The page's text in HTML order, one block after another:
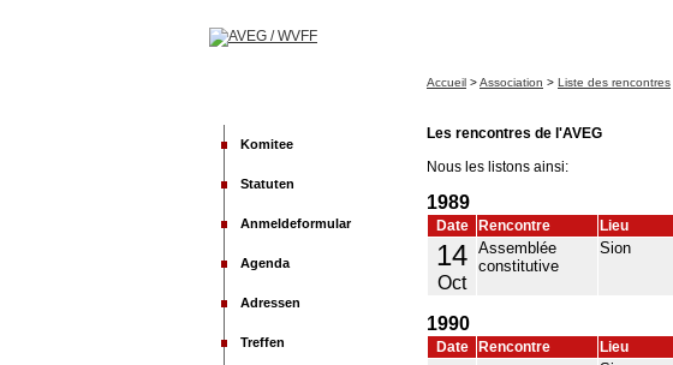
Accueil >Association > Liste des rencontres
Komitee
Statuten
Anmeldeformular
Agenda
Adressen
Treffen
Les rencontres de l'AVEG
Nous les listons ainsi:
1989
Date Rencontre Lieu
14
Oct
Assemblée
constitutive
Sion
1990
Date Rencontre Lieu